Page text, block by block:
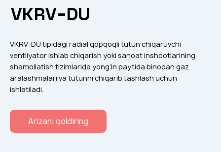
Klapanlar
Ventilatsion panjaralar
Ventilatsion mahsulotlar
Filtrlar
Qo'shimcha jihozlar
Прочее оборудование
VKRV-DU
VKRV-DU tipidagi radial qopqoqli tutun chiqaruvchi
ventilyator ishlab chiqarish yoki sanoat inshootlarining
shamollatish tizimlarida yong’in paytida binodan gaz
aralashmalari va tutunni chiqarib tashlash uchun
ishlatiladi.
Arizani qoldiring